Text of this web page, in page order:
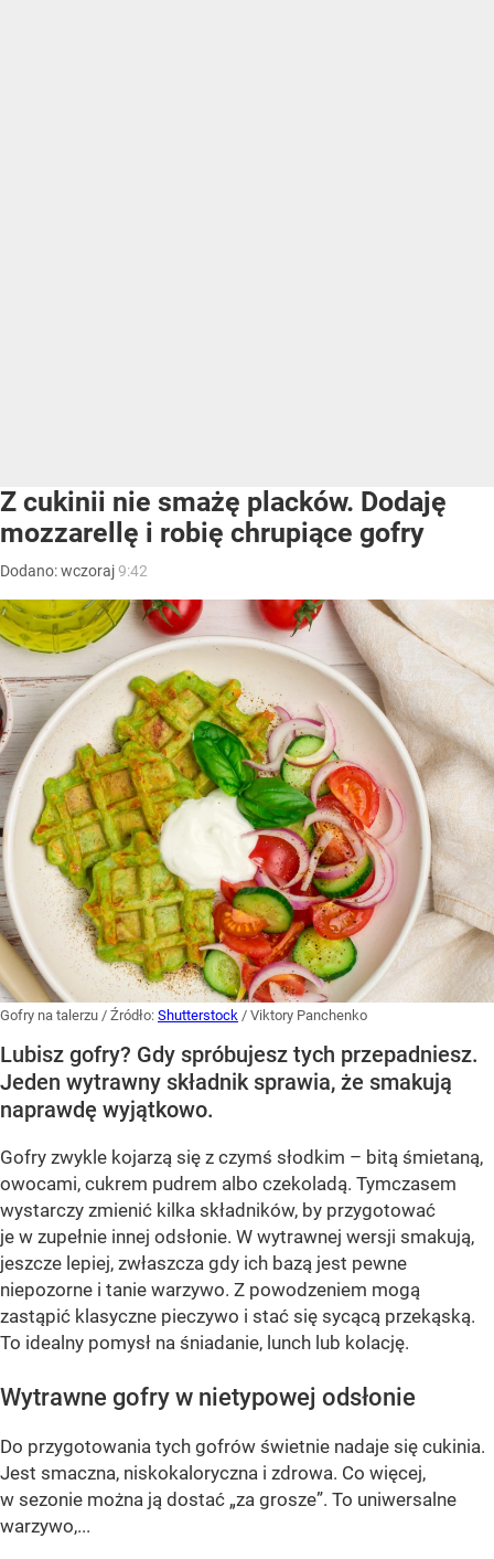
Z cukinii nie smażę placków. Dodaję
mozzarellę i robię chrupiące gofry
Dodano:wczoraj9:42
Gofry na talerzu / Źródło: Shutterstock / Viktory Panchenko
Lubisz gofry? Gdy spróbujesz tych przepadniesz.
Jeden wytrawny składnik sprawia, że smakują
naprawdę wyjątkowo.
Gofry zwykle kojarzą się z czymś słodkim – bitą śmietaną,
owocami, cukrem pudrem albo czekoladą. Tymczasem
wystarczy zmienić kilka składników, by przygotować
je w zupełnie innej odsłonie. W wytrawnej wersji smakują,
jeszcze lepiej, zwłaszcza gdy ich bazą jest pewne
niepozorne i tanie warzywo. Z powodzeniem mogą
zastąpić klasyczne pieczywo i stać się sycącą przekąską.
To idealny pomysł na śniadanie, lunch lub kolację.
Wytrawne gofry w nietypowej odsłonie
Do przygotowania tych gofrów świetnie nadaje się cukinia.
Jest smaczna, niskokaloryczna i zdrowa. Co więcej,
w sezonie można ją dostać „za grosze”. To uniwersalne
warzywo,...